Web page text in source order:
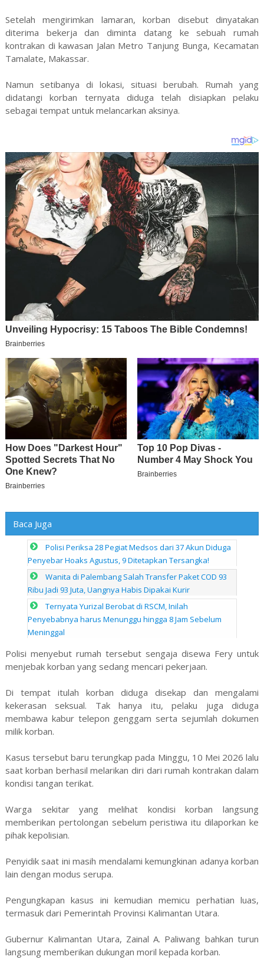
Setelah mengirimkan lamaran, korban disebut dinyatakan
diterima bekerja dan diminta datang ke sebuah rumah
kontrakan di kawasan Jalan Metro Tanjung Bunga, Kecamatan
Tamalate, Makassar.
Namun setibanya di lokasi, situasi berubah. Rumah yang
didatangi korban ternyata diduga telah disiapkan pelaku
sebagai tempat untuk melancarkan aksinya.
Baca Juga
Polisi Periksa 28 Pegiat Medsos dari 37 Akun Diduga
Penyebar Hoaks Agustus, 9 Ditetapkan Tersangka!
Wanita di Palembang Salah Transfer Paket COD 93
Ribu Jadi 93 Juta, Uangnya Habis Dipakai Kurir
Ternyata Yurizal Berobat di RSCM, Inilah
Penyebabnya harus Menunggu hingga 8 Jam Sebelum
Meninggal
Polisi menyebut rumah tersebut sengaja disewa Fery untuk
menjebak korban yang sedang mencari pekerjaan.
Di tempat itulah korban diduga disekap dan mengalami
kekerasan seksual. Tak hanya itu, pelaku juga diduga
membawa kabur telepon genggam serta sejumlah dokumen
milik korban.
Kasus tersebut baru terungkap pada Minggu, 10 Mei 2026 lalu
saat korban berhasil melarikan diri dari rumah kontrakan dalam
kondisi tangan terikat.
Warga sekitar yang melihat kondisi korban langsung
memberikan pertolongan sebelum peristiwa itu dilaporkan ke
pihak kepolisian.
Penyidik saat ini masih mendalami kemungkinan adanya korban
lain dengan modus serupa.
Pengungkapan kasus ini kemudian memicu perhatian luas,
termasuk dari Pemerintah Provinsi Kalimantan Utara.
Gubernur Kalimantan Utara, Zainal A. Paliwang bahkan turun
langsung memberikan dukungan moril kepada korban.